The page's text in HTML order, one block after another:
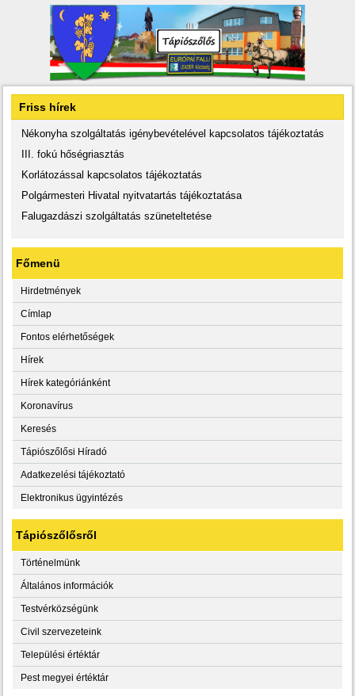
Friss hírek
Nékonyha szolgáltatás igénybevételével kapcsolatos tájékoztatás
III. fokú hőségriasztás
Korlátozással kapcsolatos tájékoztatás
Polgármesteri Hivatal nyitvatartás tájékoztatása
Falugazdászi szolgáltatás szüneteltetése
Főmenü
Hirdetmények
Címlap
Fontos elérhetőségek
Hírek
Hírek kategóriánként
Koronavírus
Keresés
Tápiószőlősi Híradó
Adatkezelési tájékoztató
Elektronikus ügyintézés
Tápiószőlősről
Történelmünk
Általános információk
Testvérközségünk
Civil szervezeteink
Települési értéktár
Pest megyei értéktár